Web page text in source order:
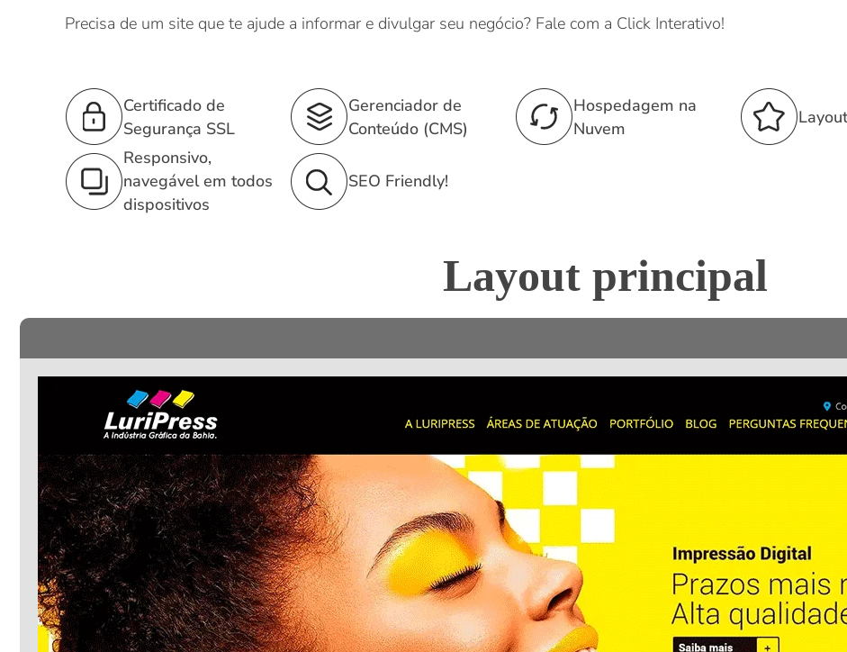
Precisa de um site que te ajude a informar e divulgar seu negócio? Fale com a Click Interativo!
Certificado de
Segurança SSL
Gerenciador de
Conteúdo (CMS)
Hospedagem na
Nuvem
Responsivo,
navegável em todos
dispositivos
SEO Friendly!
Layout principal